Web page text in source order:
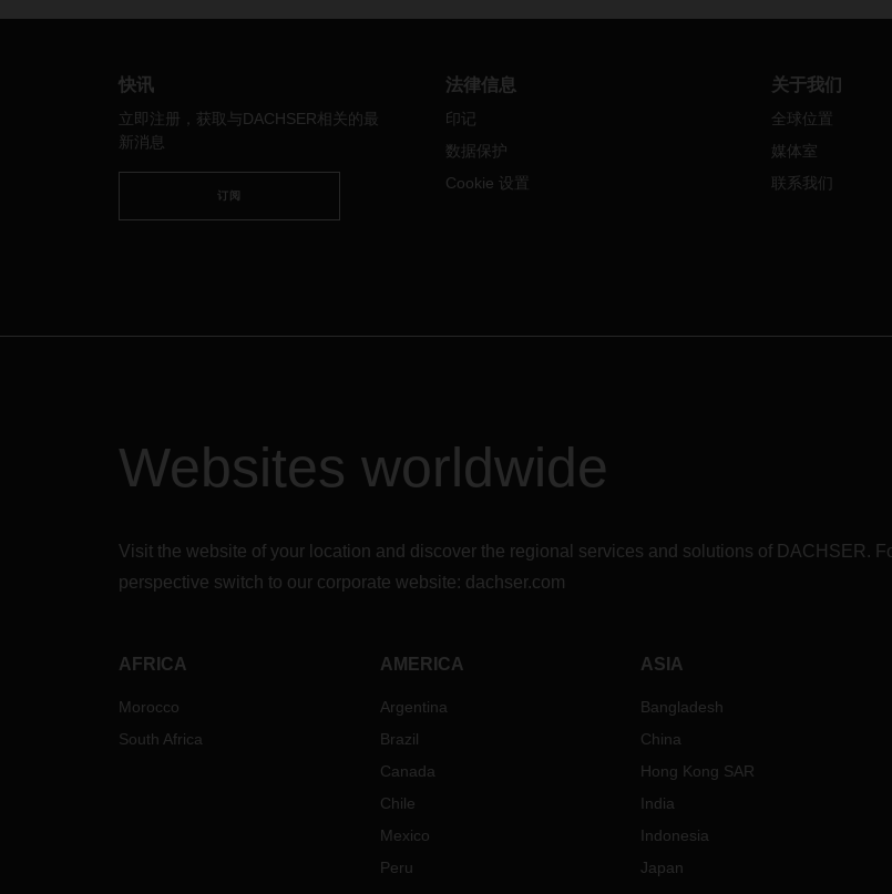
Burkhard Eling
得不被抛到九霄云外。
流领域气候保护
快讯
立即注册，获取与DACHSER相关的最
新消息
订阅
法律信息
印记
数据保护
Cookie 设置
关于我们
全球位置
媒体室
联系我们
Websites worldwide
Visit the website of your location and discover the regional services and solutions of DACHSER.
perspective switch to our corporate website: dachser.com
AFRICA
Morocco
South Africa
AMERICA
Argentina
Brazil
Canada
Chile
Mexico
Peru
ASIA
Bangladesh
China
Hong Kong SAR
India
Indonesia
Japan